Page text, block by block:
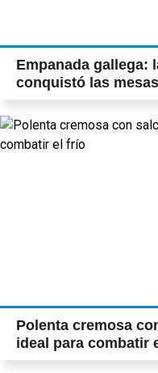
Empanada gallega:
conquistó las
Polenta cremosa
ideal para combatir